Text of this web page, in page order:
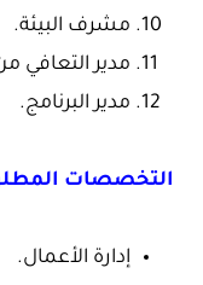
مشرف البيئة.
مدير التعافي
مدير البرنامج.
التخصصات
إدارة الأعمال.